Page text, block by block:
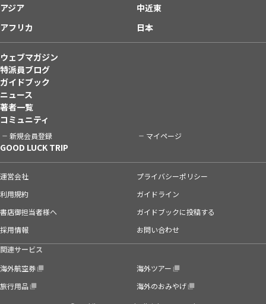
アジア
中近東
アフリカ
日本
ウェブマガジン
特派員ブログ
ガイドブック
ニュース
著者一覧
コミュニティ
新規会員登録 マイページ
GOOD LUCK TRIP
運営会社
プライバシーポリシー
利用規約
ガイドライン
書店御担当者様へ
ガイドブックに投稿する
採用情報
お問い合わせ
関連サービス
海外航空券
海外ツアー
旅行用品
海外のおみやげ